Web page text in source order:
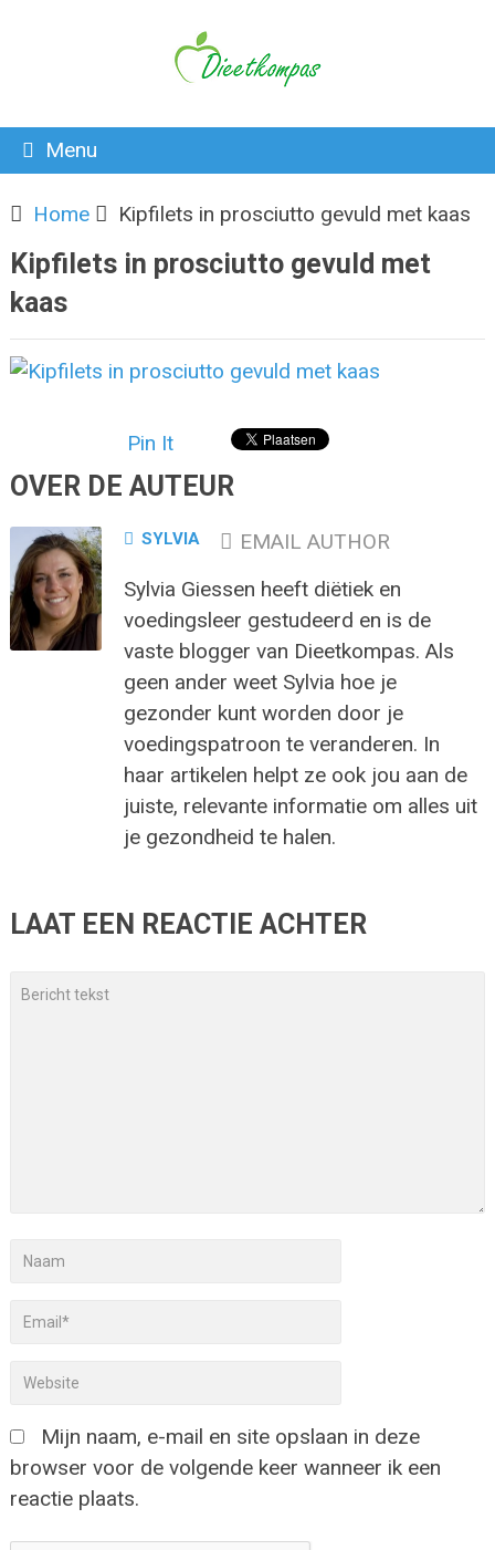
Menu
Home Kipfilets in prosciutto gevuld met kaas
Kipfilets in prosciutto gevuld met
kaas
Pin It
OVER DE AUTEUR
SYLVIA
EMAIL AUTHOR
Sylvia Giessen heeft diëtiek en
voedingsleer gestudeerd en is de
vaste blogger van Dieetkompas. Als
geen ander weet Sylvia hoe je
gezonder kunt worden door je
voedingspatroon te veranderen. In
haar artikelen helpt ze ook jou aan de
juiste, relevante informatie om alles uit
je gezondheid te halen.
LAAT EEN REACTIE ACHTER
Mijn naam, e-mail en site opslaan in deze
browser voor de volgende keer wanneer ik een
reactie plaats.